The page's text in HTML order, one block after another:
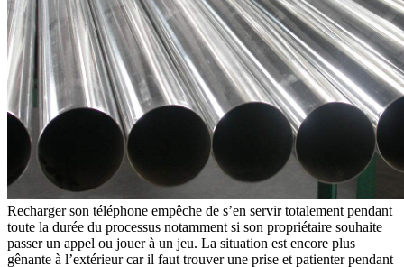
Recharger son téléphone empêche de s’en servir totalement pendant
toute la durée du processus notamment si son propriétaire souhaite
passer un appel ou jouer à un jeu. La situation est encore plus
gênante à l’extérieur car il faut trouver une prise et patienter pendant